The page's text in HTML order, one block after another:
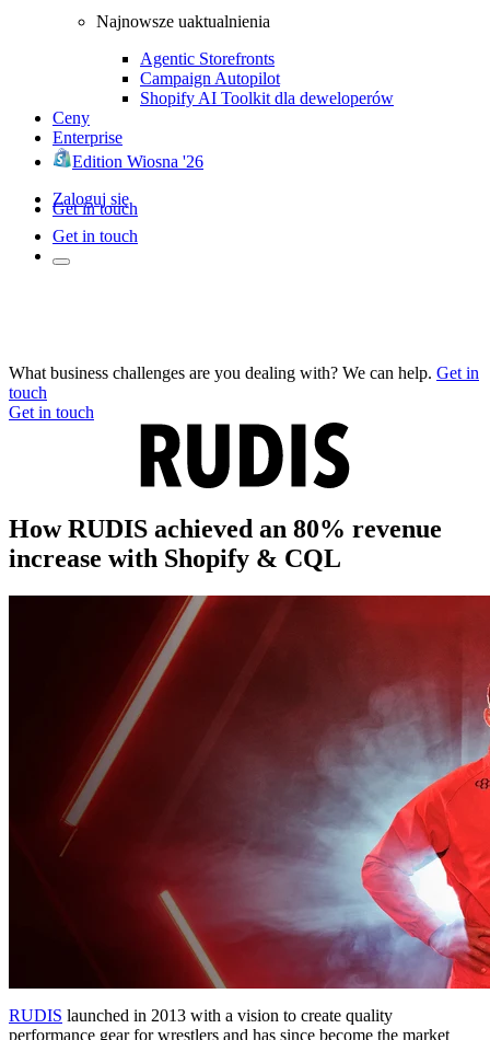
Najnowsze uaktualnienia
Agentic Storefronts
Campaign Autopilot
Shopify AI Toolkit dla deweloperów
Ceny
Enterprise
Edition Wiosna '26
Zaloguj się
Get in touch
Get in touch
What business challenges are you dealing with? We can help. Get in
touch
Get in touch
How RUDIS achieved an 80% revenue
increase with Shopify & CQL
RUDIS launched in 2013 with a vision to create quality
performance gear for wrestlers and has since become the market